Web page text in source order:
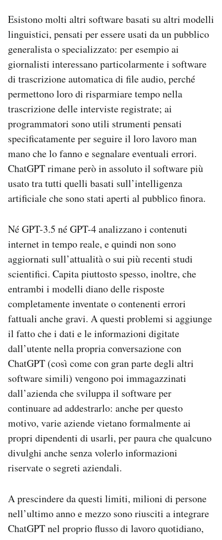
Esistono molti altri software basati su altri modelli
linguistici, pensati per essere usati da un pubblico
generalista o specializzato: per esempio ai
giornalisti interessano particolarmente i software
di trascrizione automatica di file audio, perché
permettono loro di risparmiare tempo nella
trascrizione delle interviste registrate; ai
programmatori sono utili strumenti pensati
specificatamente per seguire il loro lavoro man
mano che lo fanno e segnalare eventuali errori.
ChatGPT rimane però in assoluto il software più
usato tra tutti quelli basati sull’intelligenza
artificiale che sono stati aperti al pubblico finora.
Né GPT-3.5 né GPT-4 analizzano i contenuti
internet in tempo reale, e quindi non sono
aggiornati sull’attualità o sui più recenti studi
scientifici. Capita piuttosto spesso, inoltre, che
entrambi i modelli diano delle risposte
completamente inventate o contenenti errori
fattuali anche gravi. A questi problemi si aggiunge
il fatto che i dati e le informazioni digitate
dall’utente nella propria conversazione con
ChatGPT (così come con gran parte degli altri
software simili) vengono poi immagazzinati
dall’azienda che sviluppa il software per
continuare ad addestrarlo: anche per questo
motivo, varie aziende vietano formalmente ai
propri dipendenti di usarli, per paura che qualcuno
divulghi anche senza volerlo informazioni
riservate o segreti aziendali.
A prescindere da questi limiti, milioni di persone
nell’ultimo anno e mezzo sono riusciti a integrare
ChatGPT nel proprio flusso di lavoro quotidiano,